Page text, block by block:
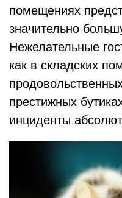
помещениях
значительно
Нежелательные
как в складских
престижных
инциденты